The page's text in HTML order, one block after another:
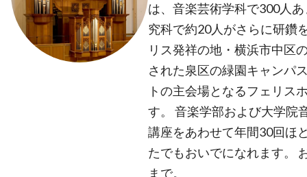
は、音楽芸術学科で300人
究科で約20人がさらに研鑽
リス発祥の地・横浜市中区
された泉区の緑園キャンパ
トの主会場となるフェリス
す。 音楽学部および大学院
講座をあわせて年間30回ほ
たでもおいでになれます。
まで。